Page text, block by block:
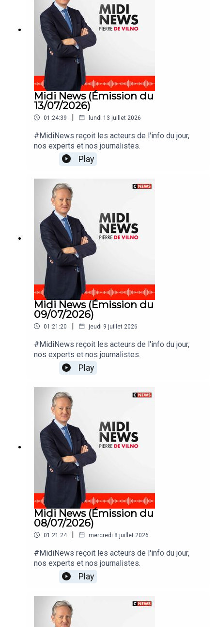
Midi News (Émission du
13/07/2026)
01:24:39 | lundi 13 juillet 2026
#MidiNews reçoit les acteurs de l'info du jour,
nos experts et nos journalistes.
Play
Midi News (Émission du
09/07/2026)
01:21:20 | jeudi 9 juillet 2026
#MidiNews reçoit les acteurs de l'info du jour,
nos experts et nos journalistes.
Play
Midi News (Émission du
08/07/2026)
01:21:24 | mercredi 8 juillet 2026
#MidiNews reçoit les acteurs de l'info du jour,
nos experts et nos journalistes.
Play